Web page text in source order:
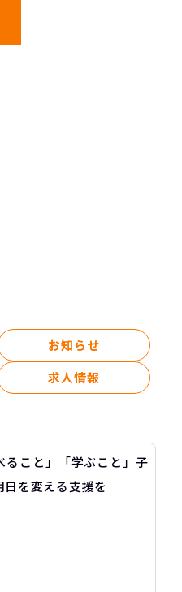
お知らせ
求人情報